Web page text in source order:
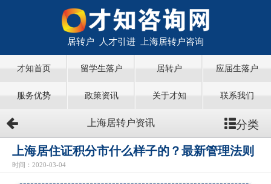
居转户 人才引进 上海居转户咨询
才知首页 留学生落户 居转户 应届生落户
服务优势 政策资讯 关于才知 联系我们
上海居转户资讯 分类
上海居住证积分市什么样子的？最新管理法则
时间：2020-03-04